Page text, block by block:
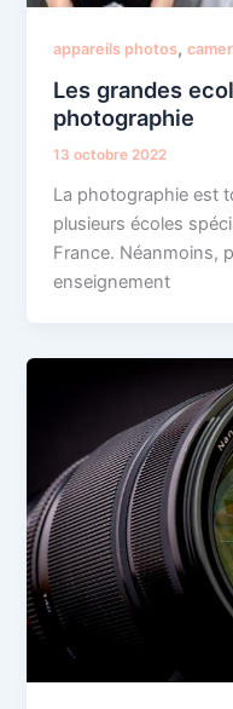
appareils photos,
Les grandes
photographie
13 octobre 2022
La photographie est
plusieurs écoles
France. Néanmoins,
enseignement